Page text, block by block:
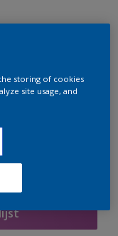
product online
we werken
storing of cookies
site usage, and